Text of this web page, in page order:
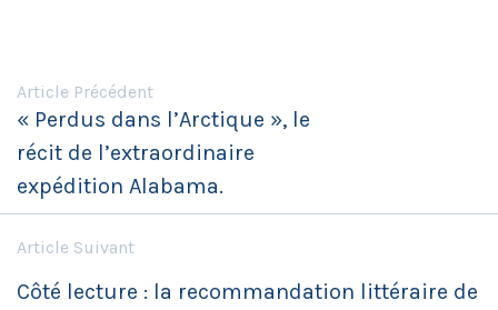
Article Précédent
« Perdus dans l’Arctique », le
récit de l’extraordinaire
expédition Alabama.
Article Suivant
Côté lecture : la recommandation littéraire de